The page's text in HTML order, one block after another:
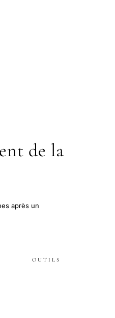
de la
après un
OUTILS